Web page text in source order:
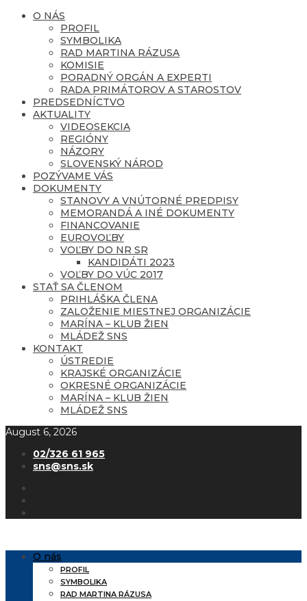
O NÁS
PROFIL
SYMBOLIKA
RAD MARTINA RÁZUSA
KOMISIE
PORADNÝ ORGÁN A EXPERTI
RADA PRIMÁTOROV A STAROSTOV
PREDSEDNÍCTVO
AKTUALITY
VIDEOSEKCIA
REGIÓNY
NÁZORY
SLOVENSKÝ NÁROD
POZÝVAME VÁS
DOKUMENTY
STANOVY A VNÚTORNÉ PREDPISY
MEMORANDÁ A INÉ DOKUMENTY
FINANCOVANIE
EUROVOĽBY
VOĽBY DO NR SR
KANDIDÁTI 2023
VOĽBY DO VÚC 2017
STAŤ SA ČLENOM
PRIHLÁŠKA ČLENA
ZALOŽENIE MIESTNEJ ORGANIZÁCIE
MARÍNA – KLUB ŽIEN
MLÁDEŽ SNS
KONTAKT
ÚSTREDIE
KRAJSKÉ ORGANIZÁCIE
OKRESNÉ ORGANIZÁCIE
MARÍNA – KLUB ŽIEN
MLÁDEŽ SNS
August 6, 2026
02/326 61 965
sns@sns.sk
O nás
PROFIL
SYMBOLIKA
RAD MARTINA RÁZUSA